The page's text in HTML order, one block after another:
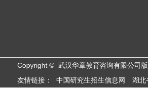
Copyright © 武汉华章教育咨询有限公司
友情链接：
中国研究生招生信息网 湖北